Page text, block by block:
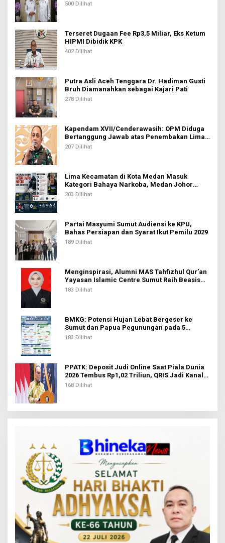
500 Dilihat
Terseret Dugaan Fee Rp3,5 Miliar, Eks Ketum
HIPMI Dibidik KPK
402 Dilihat
Putra Asli Aceh Tenggara Dr. Hadiman Gusti
Bruh Diamanahkan sebagai Kajari Pati
278 Dilihat
Kapendam XVII/Cenderawasih: OPM Diduga
Bertanggung Jawab atas Penembakan Lima
Pekerja di Tolikara
207 Dilihat
Lima Kecamatan di Kota Medan Masuk
Kategori Bahaya Narkoba, Medan Johor
Tertinggi
203 Dilihat
Partai Masyumi Sumut Audiensi ke KPU,
Bahas Persiapan dan Syarat Ikut Pemilu 2029
189 Dilihat
Menginspirasi, Alumni MAS Tahfizhul Qur’an
Yayasan Islamic Centre Sumut Raih Beasiswa
BIB Kemenag
183 Dilihat
BMKG: Potensi Hujan Lebat Bergeser ke
Sumut dan Papua Pegunungan pada 5
Agustus
183 Dilihat
PPATK: Deposit Judi Online Saat Piala Dunia
2026 Tembus Rp1,02 Triliun, QRIS Jadi Kanal
Terbanyak
168 Dilihat